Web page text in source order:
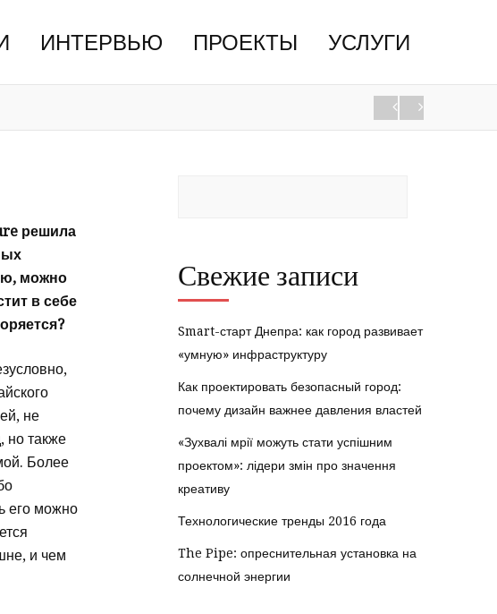
ИНТЕРВЬЮ ПРОЕКТЫ УСЛУГИ
решила
можно
в себе
не
но также
Более
его можно
и чем
Свежие записи
Smart-старт Днепра: как город развивает
«умную» инфраструктуру
Как проектировать безопасный город:
почему дизайн важнее давления властей
«Зухвалі мрії можуть стати успішним
проектом»: лідери змін про значення
креативу
Технологические тренды 2016 года
The Pipe: опреснительная установка на
солнечной энергии